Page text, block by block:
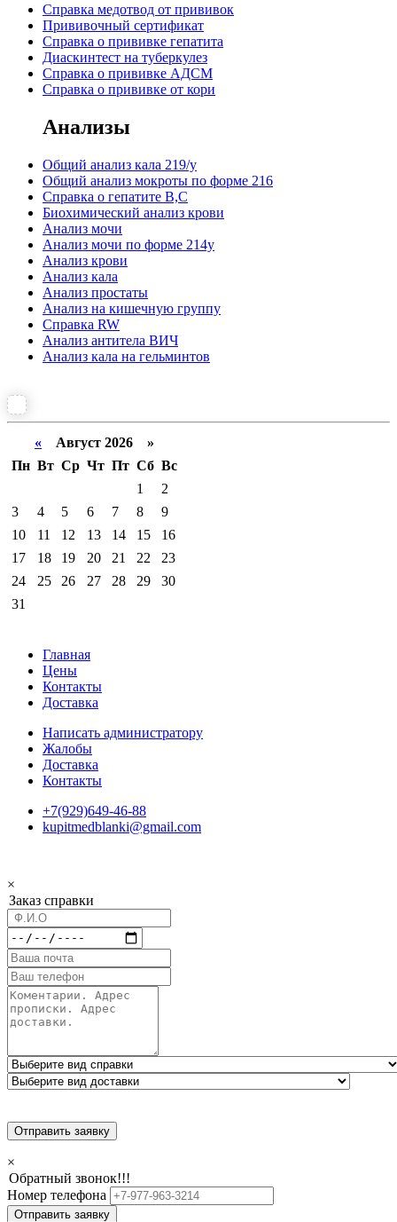
Справка медотвод от прививок
Прививочный сертификат
Cправка о прививке гепатита
Диаскинтест на туберкулез
Справка о прививке АДСМ
Справка о прививке от кори
Анализы
Общий анализ кала 219/у
Общий анализ мокроты по форме 216
Справка о гепатите B,C
Биохимический анализ крови
Анализ мочи
Анализ мочи по форме 214у
Анализ крови
Анализ кала
Анализ простаты
Анализ на кишечную группу
Справка RW
Анализ антитела ВИЧ
Анализ кала на гельминтов
« Август 2026 »
Пн Вт Ср Чт Пт Сб Вс
1
2
3
4 5 6 7 8
9
10
11 12 13 14 15
16
17
18 19 20 21 22
23
24
25 26 27 28 29
30
31
Главная
Цены
Контакты
Доставка
Написать администратору
Жалобы
Доставка
Контакты
+7(929)649-46-88
kupitmedblanki@gmail.com
×
Заказ справки
Отправить заявку
×
Обратный звонок!!!
Номер телефона
Отправить заявку